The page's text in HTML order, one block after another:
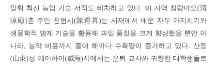
맞춰 최신 농업 기술 서적도 비치하고 있다. 이 지역 칭량먀오(清
涼廟)촌 주민 천윈시(陳運喜)는 서재에서 배운 자두 가지치기와
생물학적 방제 기술을 활용해 과일 품질을 크게 향상했을 뿐만 아
니라, 농약 비용까지 줄여 해마다 수확량이 증가하고 있다. 산둥
(山東)성 웨이하이(威海)시에서는 은퇴 교사와 귀향한 대학생들로